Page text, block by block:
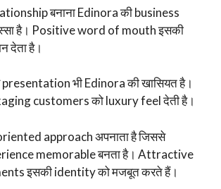
बनाना Edinora की business
है। Positive word of mouth इसकी
देता है।
भी Edinora की खासियत है।
customers को luxury feel देती है।
approach अपनाता है जिससे
memorable बनता है। Attractive
इसकी identity को मजबूत करते हैं।